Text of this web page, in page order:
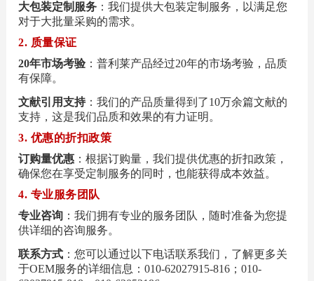
大包装定制服务 ：我们提供大包装定制服务，以满足您
对于大批量采购的需求。
2. 质量保证
20年市场考验 ：普利莱产品经过20年的市场考验，品质
有保障。
文献引用支持：我们的产品质量得到了10万余篇文献的
支持，这是我们品质和效果的有力证明。
3. 优惠的折扣政策
订购量优惠 ：根据订购量，我们提供优惠的折扣政策，
确保您在享受定制服务的同时，也能获得成本效益。
4. 专业服务团队
专业咨询 ：我们拥有专业的服务团队，随时准备为您提
供详细的咨询服务。
联系方式 ：您可以通过以下电话联系我们，了解更多关
于OEM服务的详细信息：010-62027915-816；010-